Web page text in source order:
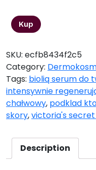
Kup
SKU: ecfb8434f2c5
Category:
Tags: bioliq serum do
intensywnie
chałwowy, podklad
skory,victoria's
Description